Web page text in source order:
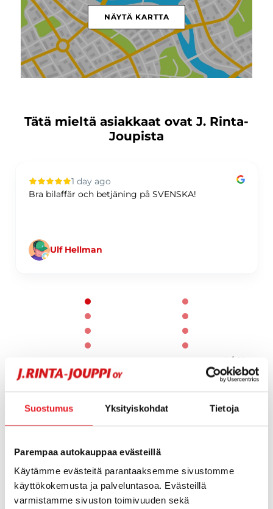
Suostumus Yksityiskohdat Tietoja
Parempaa autokauppaa evästeillä
Käytämme evästeitä parantaaksemme sivustomme
käyttökokemusta ja palveluntasoa. Evästeillä
varmistamme sivuston toimivuuden sekä
NÄYTÄ KARTTA
Tätä mieltä asiakkaat ovat J. Rinta-
Joupista
1 day ago
Bra bilaffär och betjäning på SVENSKA!
Ulf Hellman
1 / 60